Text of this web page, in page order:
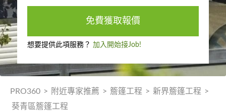
免費獲取報價
想要提供此項服務？ 加入開始接Job!
PRO360 > 附近專家推薦 > 簷篷工程 > 新界簷篷工程 >
葵青區簷篷工程